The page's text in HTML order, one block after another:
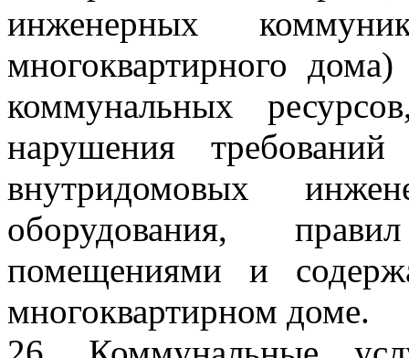
инженерных
многоквартирного
коммунальных
нарушения требований
внутридомовых
оборудования,
помещениями и
многоквартирном доме.